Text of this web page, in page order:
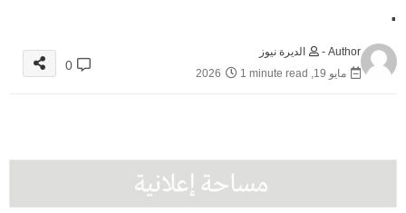
.
Author -
الديرة نيوز
مايو 19, 2026
1 minute read
0